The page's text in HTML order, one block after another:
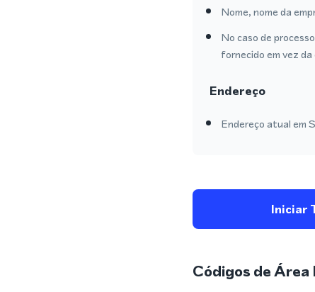
Nome, nome da
No caso de
fornecido em vez
Endereço
Endereço atual em
Iniciar
Códigos de Área